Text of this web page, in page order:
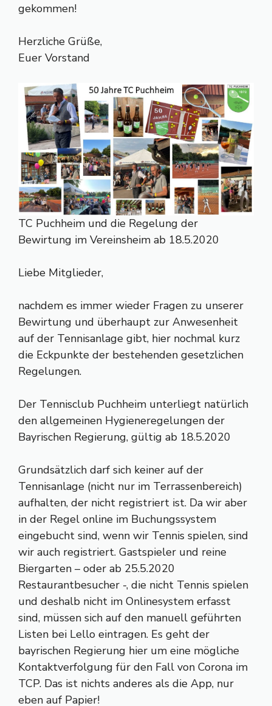
gekommen!
Herzliche Grüße,
Euer Vorstand
TC Puchheim und die Regelung der
Bewirtung im Vereinsheim ab 18.5.2020
Liebe Mitglieder,
nachdem es immer wieder Fragen zu unserer
Bewirtung und überhaupt zur Anwesenheit
auf der Tennisanlage gibt, hier nochmal kurz
die Eckpunkte der bestehenden gesetzlichen
Regelungen.
Der Tennisclub Puchheim unterliegt natürlich
den allgemeinen Hygieneregelungen der
Bayrischen Regierung, gültig ab 18.5.2020
Grundsätzlich darf sich keiner auf der
Tennisanlage (nicht nur im Terrassenbereich)
aufhalten, der nicht registriert ist. Da wir aber
in der Regel online im Buchungssystem
eingebucht sind, wenn wir Tennis spielen, sind
wir auch registriert. Gastspieler und reine
Biergarten – oder ab 25.5.2020
Restaurantbesucher -, die nicht Tennis spielen
und deshalb nicht im Onlinesystem erfasst
sind, müssen sich auf den manuell geführten
Listen bei Lello eintragen. Es geht der
bayrischen Regierung hier um eine mögliche
Kontaktverfolgung für den Fall von Corona im
TCP. Das ist nichts anderes als die App, nur
eben auf Papier!